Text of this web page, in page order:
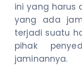
ini yang harus
yang ada
terjadi suatu
pihak
jaminannya.